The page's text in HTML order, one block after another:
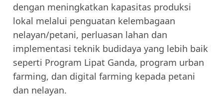
dengan meningkatkan kapasitas produksi
lokal melalui penguatan kelembagaan
nelayan/petani, perluasan lahan dan
implementasi teknik budidaya yang lebih baik
seperti Program Lipat Ganda, program urban
farming, dan digital farming kepada petani
dan nelayan.